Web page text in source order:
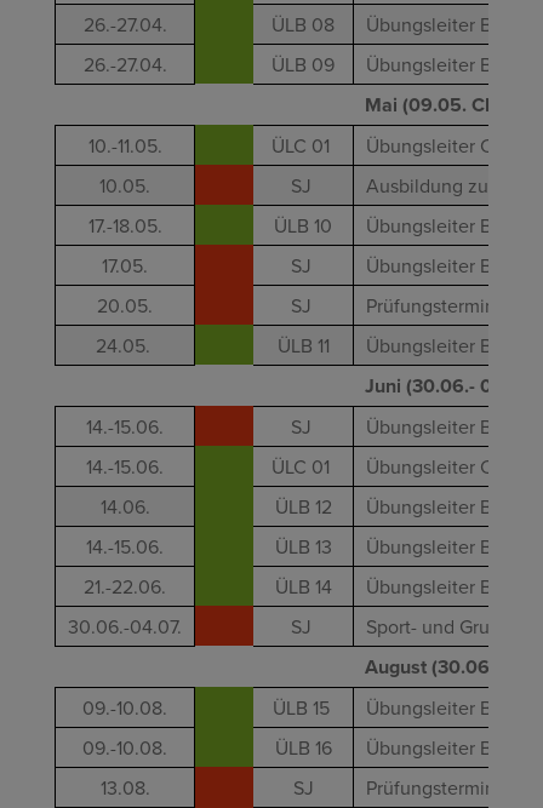
26.-27.04.
ÜLB 08
Übungsleiter B -
26.-27.04.
ÜLB 09 Übungsleiter B -
Mai (09.05. Christi
10.-11.05. ÜLC 01
Übungsleiter C -
10.05.
SJ
Ausbildung zur
17.-18.05.
ÜLB 10
Übungsleiter B -
17.05.
SJ
Übungsleiter B -
20.05.
SJ
Prüfungstermin
24.05.
ÜLB 11 Übungsleiter B -
Juni (30.06.-
14.-15.06. SJ
Übungsleiter B -
14.-15.06.
ÜLC 01
Übungsleiter C -
14.06.
ÜLB 12
Übungsleiter B -
14.-15.06.
ÜLB 13
Übungsleiter B -
21.-22.06.
ÜLB 14
Übungsleiter B -
30.06.-04.07.
SJ Sport- und
August (30.06.-
09.-10.08. ÜLB 15
Übungsleiter B -
09.-10.08.
ÜLB 16
Übungsleiter B -
13.08.
SJ
Prüfungstermin